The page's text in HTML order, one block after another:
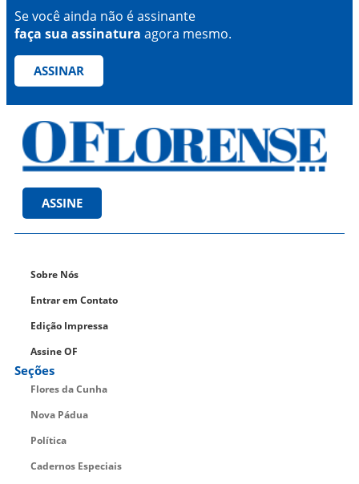
Se você ainda não é assinante
faça sua assinatura agora mesmo.
ASSINAR
ASSINE
Sobre Nós
Entrar em Contato
Edição Impressa
Assine OF
Seções
Flores da Cunha
Nova Pádua
Política
Cadernos Especiais